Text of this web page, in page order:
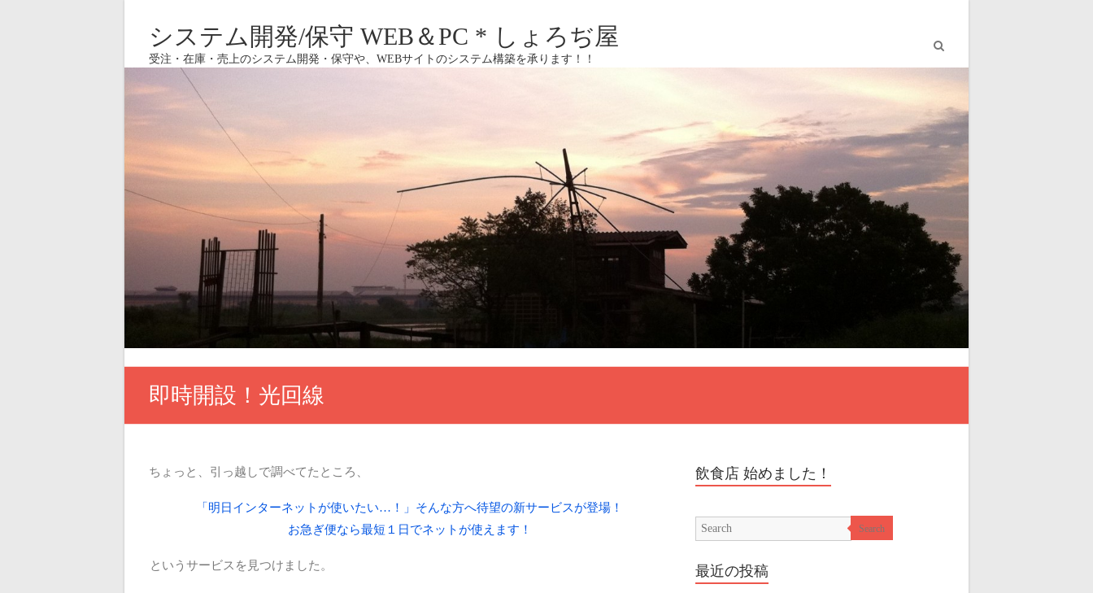
システム開発/保守 WEB＆PC * しょろぢ屋
受注・在庫・売上のシステム開発・保守や、WEBサイトのシステム構築を承ります！！
即時開設！光回線
ちょっと、引っ越しで調べてたところ、
「明日インターネットが使いたい…！」そんな方へ待望の新サービスが登場！
お急ぎ便なら最短１日でネットが使えます！
というサービスを見つけました。
飲食店 始めました！
Search
最近の投稿